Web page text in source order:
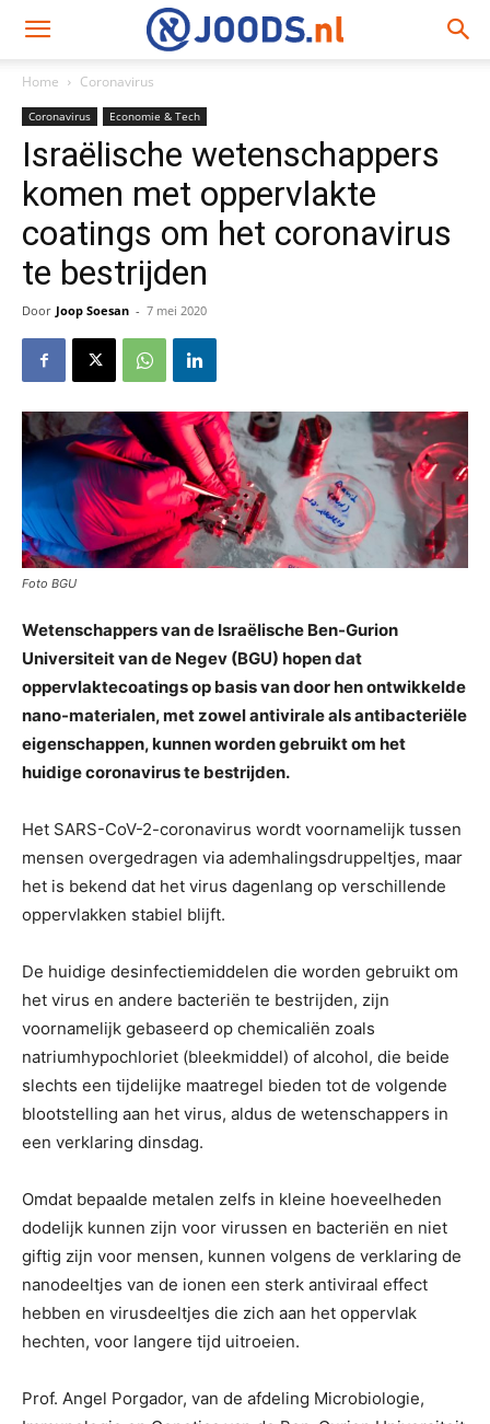
Home Coronavirus
Coronavirus Economie & Tech
Israëlische wetenschappers
komen met oppervlakte
coatings om het coronavirus
te bestrijden
Door Joop Soesan - 7 mei 2020
Foto BGU
Wetenschappers van de Israëlische Ben-Gurion
Universiteit van de Negev (BGU) hopen dat
oppervlaktecoatings op basis van door hen ontwikkelde
nano-materialen, met zowel antivirale als antibacteriële
eigenschappen, kunnen worden gebruikt om het
huidige coronavirus te bestrijden.
Het SARS-CoV-2-coronavirus wordt voornamelijk tussen
mensen overgedragen via ademhalingsdruppeltjes, maar
het is bekend dat het virus dagenlang op verschillende
oppervlakken stabiel blijft.
De huidige desinfectiemiddelen die worden gebruikt om
het virus en andere bacteriën te bestrijden, zijn
voornamelijk gebaseerd op chemicaliën zoals
natriumhypochloriet (bleekmiddel) of alcohol, die beide
slechts een tijdelijke maatregel bieden tot de volgende
blootstelling aan het virus, aldus de wetenschappers in
een verklaring dinsdag.
Omdat bepaalde metalen zelfs in kleine hoeveelheden
dodelijk kunnen zijn voor virussen en bacteriën en niet
giftig zijn voor mensen, kunnen volgens de verklaring de
nanodeeltjes van de ionen een sterk antiviraal effect
hebben en virusdeeltjes die zich aan het oppervlak
hechten, voor langere tijd uitroeien.
Prof. Angel Porgador, van de afdeling Microbiologie,